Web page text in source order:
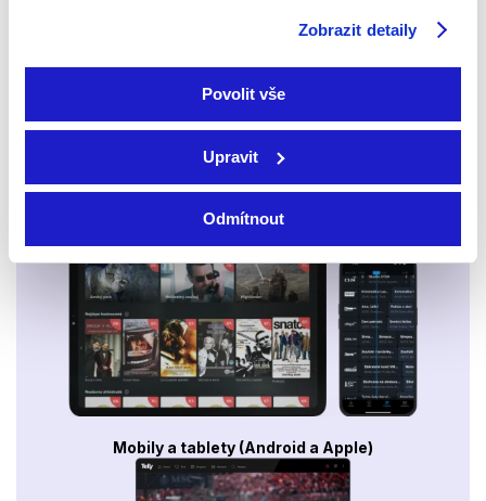
Zobrazit detaily
Povolit vše
Upravit
Odmítnout
Smart TV - Android, Google, Samsung, LG, VIDAA
Mobily a tablety (Android a Apple)